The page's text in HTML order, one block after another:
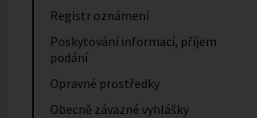
Registr oznámení
Poskytování informací, příjem
podání
Opravné prostředky
Obecně závazné vyhlášky